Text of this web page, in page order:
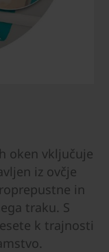
oken vključuje
iz ovčje
in
traku. S
k trajnosti